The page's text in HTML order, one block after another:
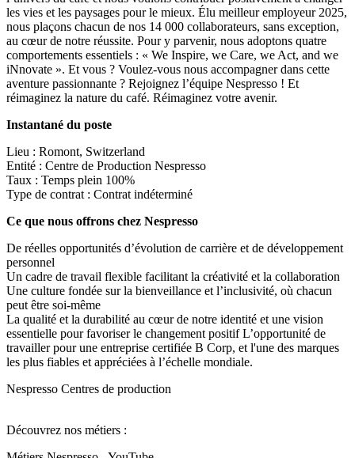
les vies et les paysages pour le mieux. Élu meilleur employeur 2025,
nous plaçons chacun de nos 14 000 collaborateurs, sans exception,
au cœur de notre réussite. Pour y parvenir, nous adoptons quatre
comportements essentiels : « We Inspire, we Care, we Act, and we
iNnovate ». Et vous ? Voulez-vous nous accompagner dans cette
aventure passionnante ? Rejoignez l’équipe Nespresso ! Et
réimaginez la nature du café. Réimaginez votre avenir.
Instantané du poste
Lieu : Romont, Switzerland
Entité : Centre de Production Nespresso
Taux : Temps plein 100%
Type de contrat : Contrat indéterminé
Ce que nous offrons chez Nespresso
De réelles opportunités d’évolution de carrière et de développement
personnel
Un cadre de travail flexible facilitant la créativité et la collaboration
Une culture fondée sur la bienveillance et l’inclusivité, où chacun
peut être soi-même
La qualité et la durabilité au cœur de notre identité et une vision
essentielle pour favoriser le changement positif L’opportunité de
travailler pour une entreprise certifiée B Corp, et l'une des marques
les plus fiables et appréciées à l’échelle mondiale.
Nespresso Centres de production
Découvrez nos métiers :